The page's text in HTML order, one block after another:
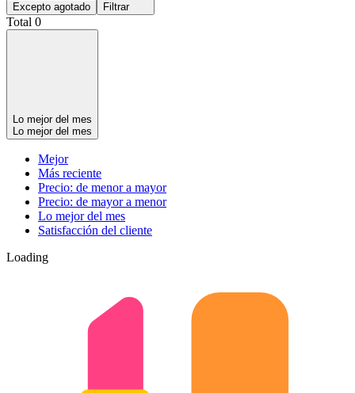
Excepto agotado Filtrar
Total 0
Lo mejor del mes
Lo mejor del mes
Mejor
Más reciente
Precio: de menor a mayor
Precio: de mayor a menor
Lo mejor del mes
Satisfacción del cliente
Loading